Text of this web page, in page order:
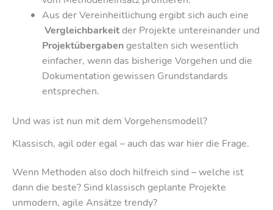
Aus der Vereinheitlichung ergibt sich auch eine
Vergleichbarkeitder Projekte untereinander und
Projektübergabengestalten sich wesentlich
einfacher, wenn das bisherige Vorgehen und die
Dokumentation gewissen Grundstandards
entsprechen.
Und was ist nun mit dem Vorgehensmodell?
Klassisch, agil oder egal – auch das war hier die Frage.
Wenn Methoden also doch hilfreich sind – welche ist
dann die beste? Sind klassisch geplante Projekte
unmodern, agile Ansätze trendy?